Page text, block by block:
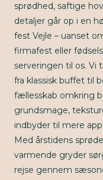
sprødhed, saftige
detaljer går op i en
fest Vejle – uanset
firmafest eller
serveringen til os. Vi
fra klassisk buffet til
fællesskab omkring
grundsmage,
indbyder til mere
Med årstidens
varmende gryder
rejse gennem